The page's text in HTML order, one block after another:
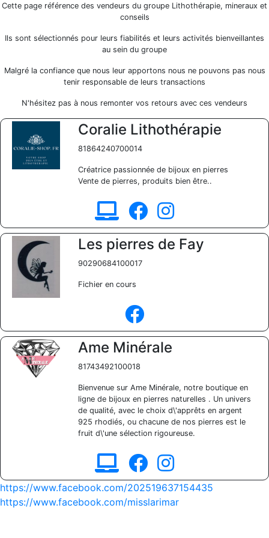
Cette page référence des vendeurs du groupe Lithothérapie, mineraux et
conseils
Ils sont sélectionnés pour leurs fiabilités et leurs activités bienveillantes
au sein du groupe
Malgré la confiance que nous leur apportons nous ne pouvons pas nous
tenir responsable de leurs transactions
N'hésitez pas à nous remonter vos retours avec ces vendeurs
Coralie Lithothérapie
81864240700014
Créatrice passionnée de bijoux en pierres
Vente de pierres, produits bien être..
Les pierres de Fay
90290684100017
Fichier en cours
Ame Minérale
81743492100018
Bienvenue sur Ame Minérale, notre boutique en
ligne de bijoux en pierres naturelles . Un univers
de qualité, avec le choix d\'apprêts en argent
925 rhodiés, ou chacune de nos pierres est le
fruit d\'une sélection rigoureuse.
https://www.facebook.com/202519637154435
https://www.facebook.com/misslarimar